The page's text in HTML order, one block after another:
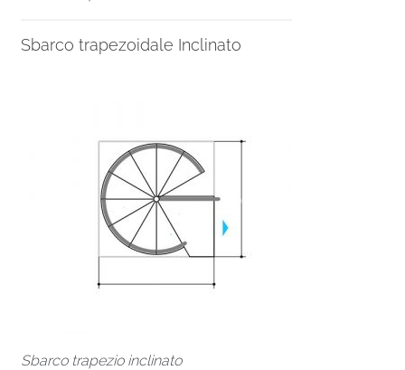
Sbarco trapezoidale Inclinato
Sbarco trapezio inclinato